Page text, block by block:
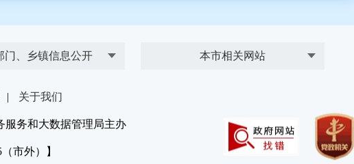
门、乡镇信息公开 本市相关网站
| 关于我们
务和大数据管理局主办
市外）】